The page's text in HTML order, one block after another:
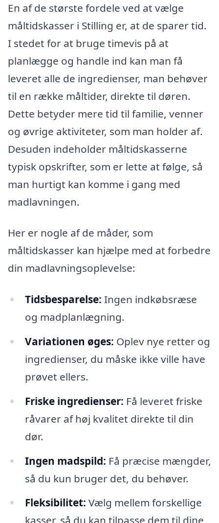
En af de største fordele ved at vælge
måltidskasser i Stilling er, at de sparer tid.
I stedet for at bruge timevis på at
planlægge og handle ind kan man få
leveret alle de ingredienser, man behøver
til en række måltider, direkte til døren.
Dette betyder mere tid til familie, venner
og øvrige aktiviteter, som man holder af.
Desuden indeholder måltidskasserne
typisk opskrifter, som er lette at følge, så
man hurtigt kan komme i gang med
madlavningen.
Her er nogle af de måder, som
måltidskasser kan hjælpe med at forbedre
din madlavningsoplevelse:
Tidsbesparelse: Ingen indkøbsræse
og madplanlægning.
Variationen øges: Oplev nye retter og
ingredienser, du måske ikke ville have
prøvet ellers.
Friske ingredienser: Få leveret friske
råvarer af høj kvalitet direkte til din
dør.
Ingen madspild: Få præcise mængder,
så du kun bruger det, du behøver.
Fleksibilitet: Vælg mellem forskellige